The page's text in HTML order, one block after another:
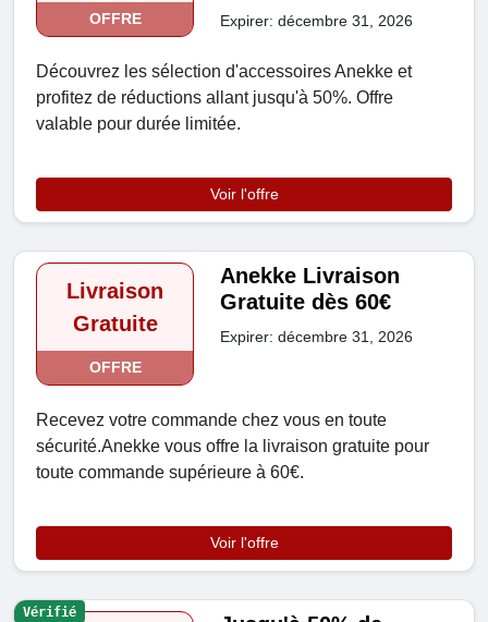
OFFRE Expirer: décembre 31, 2026
Découvrez les sélection d'accessoires Anekke et
profitez de réductions allant jusqu'à 50%. Offre
valable pour durée limitée.
Voir l'offre
Livraison
Gratuite
OFFRE
Anekke Livraison
Gratuite dès 60€
Expirer: décembre 31, 2026
Recevez votre commande chez vous en toute
sécurité.Anekke vous offre la livraison gratuite pour
toute commande supérieure à 60€.
Voir l'offre
Vérifié